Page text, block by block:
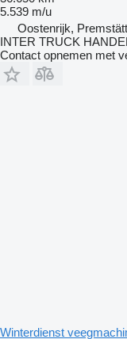
5.539 m/u
Oostenrijk,
INTER TRUCK
Contact opnemen met
Winterdienst